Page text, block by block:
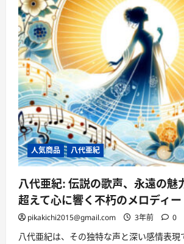
人気商品 八代亜紀
八代亜紀: 伝説の歌声、永遠の
超えて心に響く不朽のメロディー
pikakichi2015@gmail.com 3年前 0
八代亜紀は、その独特な声と深い感情表現